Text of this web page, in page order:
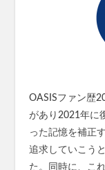
OASISファン歴
があり2021年に
った記憶を補正
追求していこう
た。同時に、こ